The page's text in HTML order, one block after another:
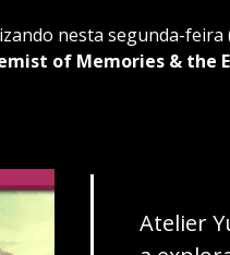
nesta segunda-feira
of Memories & the
Atelier